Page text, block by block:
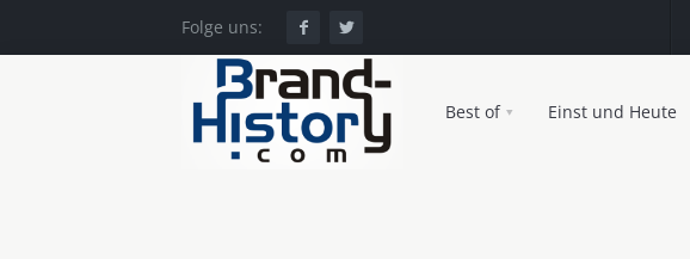
Folge uns:
Best of Einst und Heute